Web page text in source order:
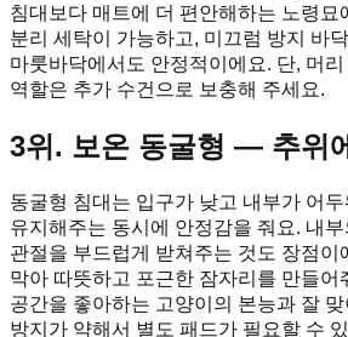
침대보다 매트에 더 편안해하는 노령묘
분리 세탁이 가능하고, 미끄럼 방지 바
마룻바닥에서도 안정적이에요. 단, 머
역할은 추가 수건으로 보충해 주세요.
3위. 보온 동굴형 — 추위
동굴형 침대는 입구가 낮고 내부가 어
유지해주는 동시에 안정감을 줘요. 내부
관절을 부드럽게 받쳐주는 것도 장점이
막아 따뜻하고 포근한 잠자리를 만들어
공간을 좋아하는 고양이의 본능과 잘
방지가 약해서 별도 패드가 필요할 수